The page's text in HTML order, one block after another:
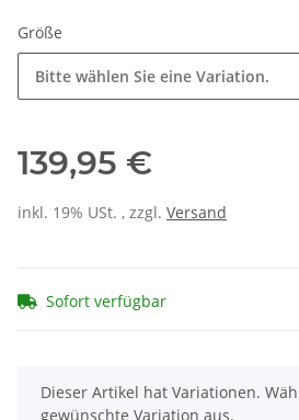
Größe
Bitte wählen Sie eine Variation.
139,95 €
inkl. 19% USt. , zzgl. Versand
Sofort verfügbar
x
Dieser Artikel hat Variationen.
gewünschte Variation aus.